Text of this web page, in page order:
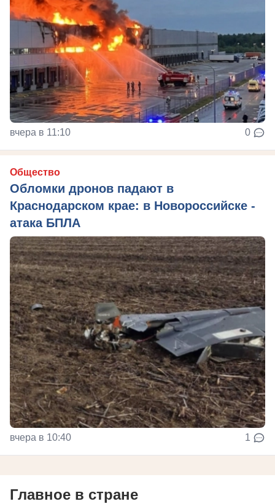
вчера в 11:10 0
Общество
Обломки дронов падают в
Краснодарском крае: в Новороссийске -
атака БПЛА
вчера в 10:40 1
Главное в стране